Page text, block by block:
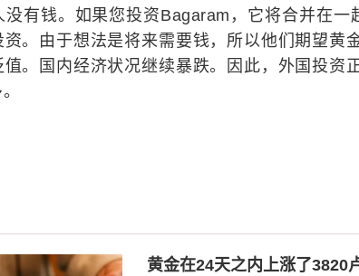
没有钱。如果您投资Bagaram，它将合并在
。由于想法是将来需要钱，所以他们期望黄
。国内经济状况继续暴跌。因此，外国投资
黄金在24天之内上涨了3820